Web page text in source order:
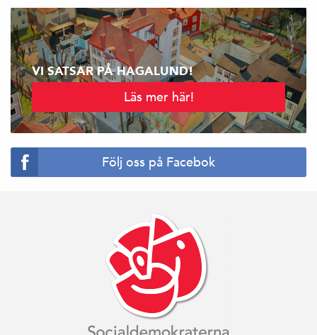
VI SATSAR PÅ HAGALUND!
Läs mer här!
Följ oss på Facebok